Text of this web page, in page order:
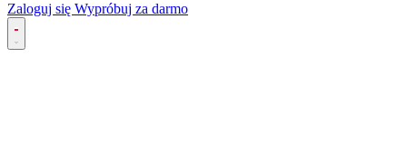
Zaloguj się Wypróbuj za darmo